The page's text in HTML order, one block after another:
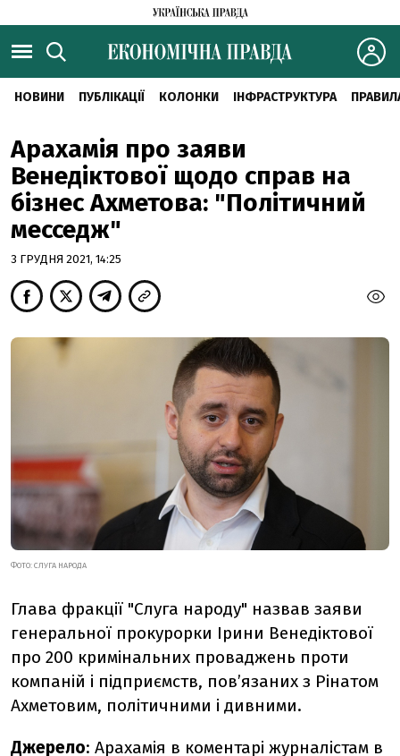
НОВИНИ ПУБЛІКАЦІЇ КОЛОНКИ ІНФРАСТРУКТУРА
Арахамія про заяви
Венедіктової щодо справ на
бізнес Ахметова: "Політичний
месседж"
3 ГРУДНЯ 2021, 14:25
ФОТО: СЛУГА НАРОДА
Глава фракції "Слуга народу" назвав заяви
генеральної прокурорки Ірини Венедіктової
про 200 кримінальних проваджень проти
компаній і підприємств, пов’язаних з Рінатом
Ахметовим, політичними і дивними.
Джерело: Арахамія в коментарі журналістам в